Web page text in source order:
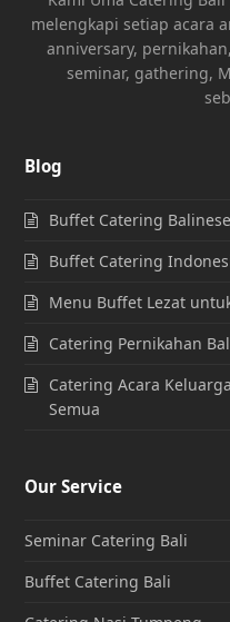
melengkapi setiap acara
anniversary,
seminar, gathering,
Blog
Buffet Catering
Buffet Catering
Menu Buffet Lezat
Catering Pernikahan
Catering Acara
Semua
Our Service
Seminar Catering Bali
Buffet Catering Bali